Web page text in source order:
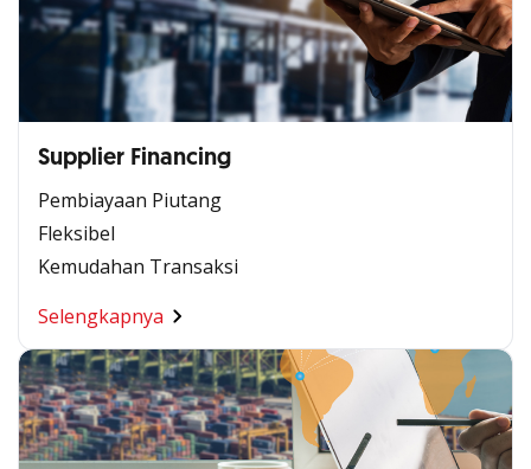
Supplier Financing
Pembiayaan Piutang
Fleksibel
Kemudahan Transaksi
Selengkapnya